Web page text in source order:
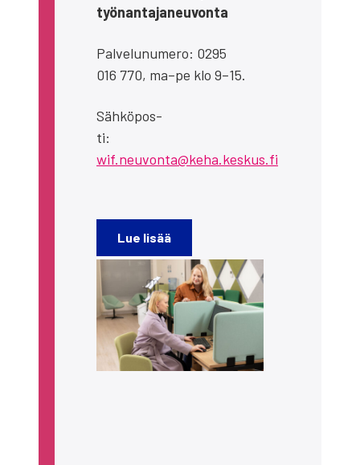
työ­nan­ta­ja­neu­von­ta
Pal­ve­lu­nu­me­ro: 0295
016 770, ma–pe klo 9–15.
Säh­kö­pos­
ti:
wif.neuvonta@keha.keskus.fi
Lue lisää